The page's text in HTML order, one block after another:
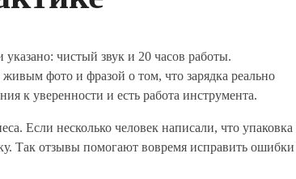
чистый звук и 20 часов работы.
фото и фразой о том, что зарядка реально
к уверенности и есть работа инструмента.
Если несколько человек написали, что упаковка
Так отзывы помогают вовремя исправить ошибки